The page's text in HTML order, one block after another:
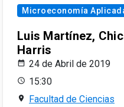
Microeconomía
Luis Martínez,
Harris
24 de Abril de 2019
15:30
Facultad de Ciencias